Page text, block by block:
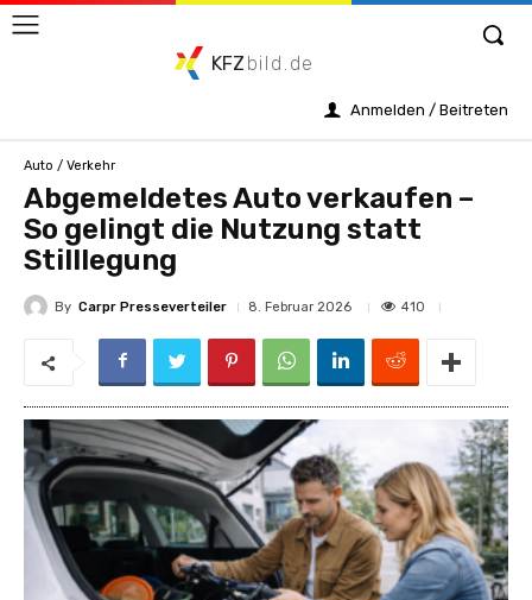
KFZ bild.de
Anmelden / Beitreten
Auto / Verkehr
Abgemeldetes Auto verkaufen –
So gelingt die Nutzung statt
Stilllegung
By Carpr Presseverteiler 8. Februar 2026 410